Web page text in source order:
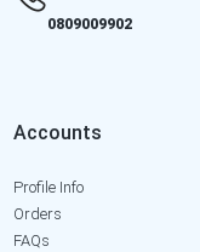
0809009902
Accounts
Profile Info
Orders
FAQs